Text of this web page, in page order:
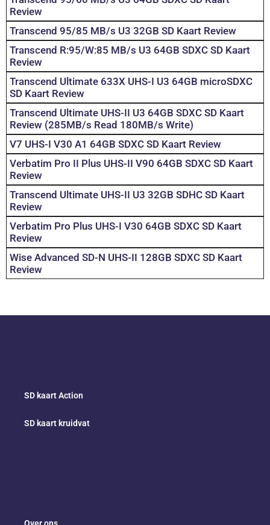
Review
Transcend 95/85 MB/s U3 32GB SD Kaart Review
Transcend R:95/W:85 MB/s U3 64GB SDXC SD Kaart
Review
Transcend Ultimate 633X UHS-I U3 64GB microSDXC
SD Kaart Review
Transcend Ultimate UHS-II U3 64GB SDXC SD Kaart
Review (285MB/s Read 180MB/s Write)
V7 UHS-I V30 A1 64GB SDXC SD Kaart Review
Verbatim Pro II Plus UHS-II V90 64GB SDXC SD Kaart
Review
Transcend Ultimate UHS-II U3 32GB SDHC SD Kaart
Review
Verbatim Pro Plus UHS-I V30 64GB SDXC SD Kaart
Review
Wise Advanced SD-N UHS-II 128GB SDXC SD Kaart
Review
SD kaart Action
SD kaart kruidvat
Over ons